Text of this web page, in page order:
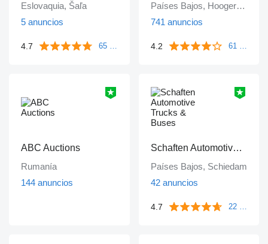
Eslovaquia, Šaľa
5 anuncios
4.7 65 reseñas
Países Bajos, Hoogerheide
741 anuncios
4.2 61 reseñas
ABC Auctions
Rumanía
144 anuncios
Schaften Automotive Trucks & Buses
Países Bajos, Schiedam
42 anuncios
4.7 22 reseñas